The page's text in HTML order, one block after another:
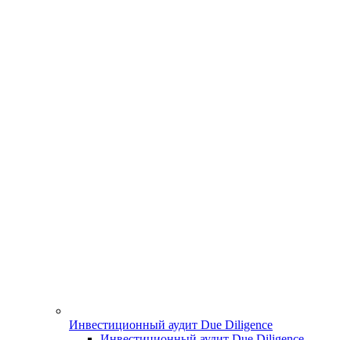
Инвестиционный аудит Due Diligence